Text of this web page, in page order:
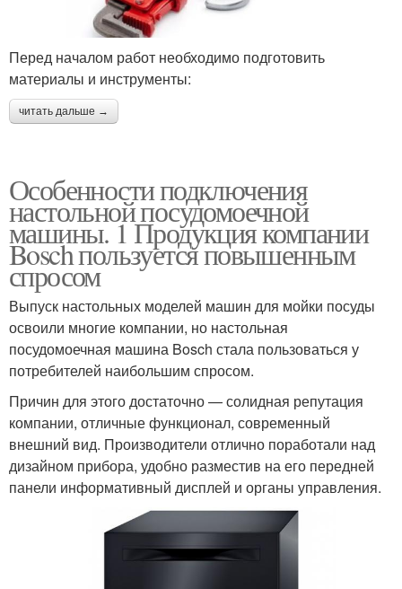
Перед началом работ необходимо подготовить
материалы и инструменты:
читать дальше →
Особенности подключения
настольной посудомоечной
машины. 1 Продукция компании
Bosch пользуется повышенным
спросом
Выпуск настольных моделей машин для мойки посуды
освоили многие компании, но настольная
посудомоечная машина Bosch стала пользоваться у
потребителей наибольшим спросом.
Причин для этого достаточно — солидная репутация
компании, отличные функционал, современный
внешний вид. Производители отлично поработали над
дизайном прибора, удобно разместив на его передней
панели информативный дисплей и органы управления.